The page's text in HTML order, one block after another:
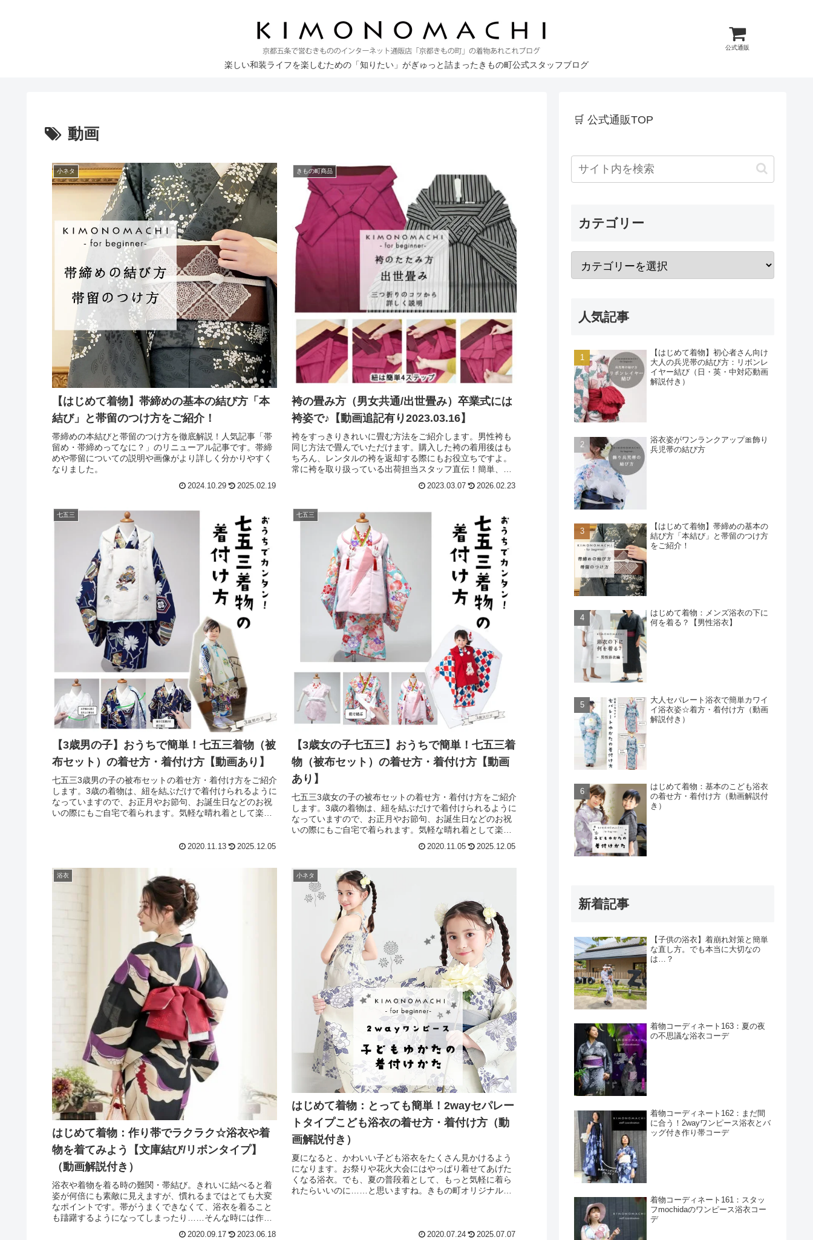
公式通販
楽しい和装ライフを楽しむための「知りたい」がぎゅっと詰まったきもの町公式スタッフブログ
動画
小ネタ
【はじめて着物】帯締めの基本の結び方「本
結び」と帯留のつけ方をご紹介！
帯締めの本結びと帯留のつけ方を徹底解説！人気記事「帯
留め・帯締めってなに？」のリニューアル記事です。帯締
めや帯留についての説明や画像がより詳しく分かりやすく
なりました。
2024.10.29 2025.02.19
きもの町商品
袴の畳み方（男女共通/出世畳み）卒業式には
袴姿で♪【動画追記有り2023.03.16】
袴をすっきりきれいに畳む方法をご紹介します。男性袴も
同じ方法で畳んでいただけます。購入した袴の着用後はも
ちろん、レンタルの袴を返却する際にもお役立ちですよ。
常に袴を取り扱っている出荷担当スタッフ直伝！簡単、き
2023.03.07 2026.02.23
七五三
【3歳男の子】おうちで簡単！七五三着物（被
布セット）の着せ方・着付け方【動画あり】
七五三3歳男の子の被布セットの着せ方・着付け方をご紹介
します。3歳の着物は、紐を結ぶだけで着付けられるように
なっていますので、お正月やお節句、お誕生日などのお祝
いの際にもご自宅で着られます。気軽な晴れ着として楽し
2020.11.13 2025.12.05
七五三
【3歳女の子七五三】おうちで簡単！七五三着
物（被布セット）の着せ方・着付け方【動画
あり】
七五三3歳女の子の被布セットの着せ方・着付け方をご紹介
します。3歳の着物は、紐を結ぶだけで着付けられるように
なっていますので、お正月やお節句、お誕生日などのお祝
いの際にもご自宅で着られます。気軽な晴れ着として楽し
2020.11.05 2025.12.05
浴衣
はじめて着物：作り帯でラクラク☆浴衣や着
物を着てみよう【文庫結び/リボンタイプ】
（動画解説付き）
浴衣や着物を着る時の難関・帯結び。きれいに結べると着
姿が何倍にも素敵に見えますが、慣れるまではとても大変
なポイントです。帯がうまくできなくて、浴衣を着ること
も躊躇するようになってしまったり……そんな時には作り
帯を使ってみてはいかがでしょう？...
2020.09.17 2023.06.18
小ネタ
はじめて着物：とっても簡単！2wayセパレー
トタイプこども浴衣の着せ方・着付け方（動
画解説付き）
夏になると、かわいい子ども浴衣をたくさん見かけるよう
になります。お祭りや花火大会にはやっぱり着せてあげた
くなる浴衣。でも、夏の普段着として、もっと気軽に着ら
れたらいいのに……と思いますね。きもの町オリジナルの
2020.07.24 2025.07.07
🛒 公式通販TOP
カテゴリー
人気記事
【はじめて着物】初心者さん向け
大人の兵児帯の結び方：リボンレ
イヤー結び（日・英・中対応動画
解説付き）
浴衣姿がワンランクアップ🎀飾り
兵児帯の結び方
【はじめて着物】帯締めの基本の
結び方「本結び」と帯留のつけ方
をご紹介！
はじめて着物：メンズ浴衣の下に
何を着る？【男性浴衣】
大人セパレート浴衣で簡単カワイ
イ浴衣姿☆着方・着付け方（動画
解説付き）
はじめて着物：基本のこども浴衣
の着せ方・着付け方（動画解説付
き）
新着記事
【子供の浴衣】着崩れ対策と簡単
な直し方。でも本当に大切なの
は…？
着物コーディネート163：夏の夜
の不思議な浴衣コーデ
着物コーディネート162：まだ間
に合う！2wayワンピース浴衣とバ
ッグ付き作り帯コーデ
着物コーディネート161：スタッ
フmochidaのワンピース浴衣コー
デ